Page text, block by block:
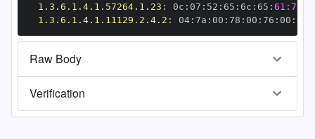
1.3.6.1.4.1.57264.1.23 : 0c : 07 : 52 : 65 : 6c : 65 :
1.3.6.1.4.1.11129.2.4.2 : 04: 7a : 00 : 78 : 00 : 76 : 00 : dd
Raw Body
Verification